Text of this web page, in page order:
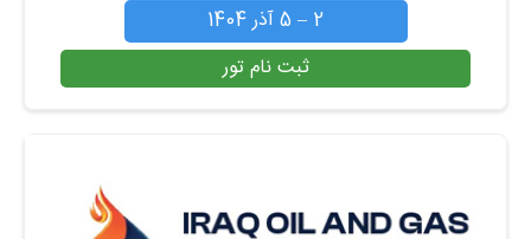
2 – 5 آذر 1404
ثبت نام تور